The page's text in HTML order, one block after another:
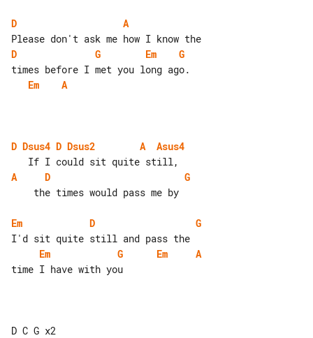
D
A
D
G Em
G
Em
A
D Dsus4 D Dsus2 A
Asus4
A
D
G
Em D
G
Em
G Em
A
time I have with you
D C G x2